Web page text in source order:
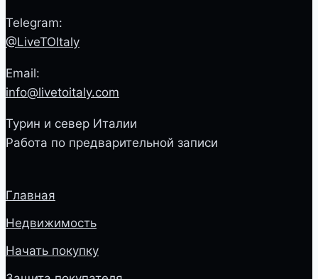
Telegram:
@LiveTOItaly
Email:
info@livetoitaly.com
Турин и север Италии
Работа по предварительной записи
Главная
Недвижимость
Начать покупку